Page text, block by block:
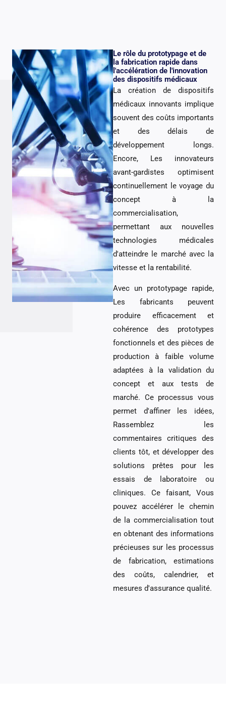
Le rôle du prototypage et de
la fabrication rapide dans
l'accélération de l'innovation
des dispositifs médicaux
La création de dispositifs
médicaux innovants implique
souvent des coûts importants
et des délais de
développement longs.
Encore, Les innovateurs
avant-gardistes optimisent
continuellement le voyage du
concept à la
commercialisation,
permettant aux nouvelles
technologies médicales
d'atteindre le marché avec la
vitesse et la rentabilité.
Avec un prototypage rapide,
Les fabricants peuvent
produire efficacement et
cohérence des prototypes
fonctionnels et des pièces de
production à faible volume
adaptées à la validation du
concept et aux tests de
marché. Ce processus vous
permet d'affiner les idées,
Rassemblez les
commentaires critiques des
clients tôt, et développer des
solutions prêtes pour les
essais de laboratoire ou
cliniques. Ce faisant, Vous
pouvez accélérer le chemin
de la commercialisation tout
en obtenant des informations
précieuses sur les processus
de fabrication, estimations
des coûts, calendrier, et
mesures d'assurance qualité.